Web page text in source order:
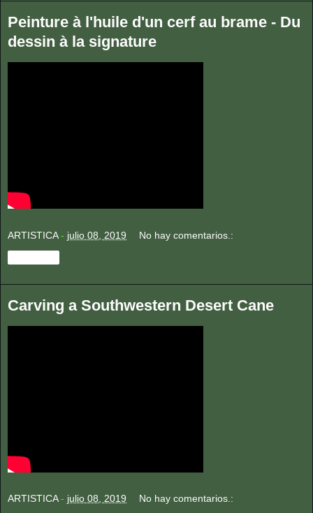
Peinture à l'huile d'un cerf au brame - Du
dessin à la signature
ARTISTICA - julio 08, 2019 No hay comentarios.:
Carving a Southwestern Desert Cane
ARTISTICA - julio 08, 2019 No hay comentarios.: